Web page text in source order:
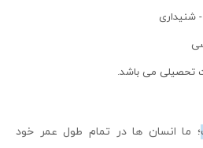
شنیداری
تحصیلی می باشد.
؛ ما انسان ها در تمام طول عمر خود